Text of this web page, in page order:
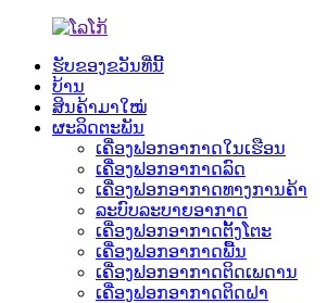
ຮັບຂອງຂວັນທີ່ນີ້
ບ້ານ
ສິນຄ້າມາໃໝ່
ຜະລິດຕະພັນ
ເຄື່ອງຟອກອາກາດໃນເຮືອນ
ເຄື່ອງຟອກອາກາດລົດ
ເຄື່ອງຟອກອາກາດທາງການຄ້າ
ລະບົບລະບາຍອາກາດ
ເຄື່ອງຟອກອາກາດຕັ້ງໂຕະ
ເຄື່ອງຟອກອາກາດພື້ນ
ເຄື່ອງຟອກອາກາດຕິດເພດານ
ເຄື່ອງຟອກອາກາດຕິດຝາ